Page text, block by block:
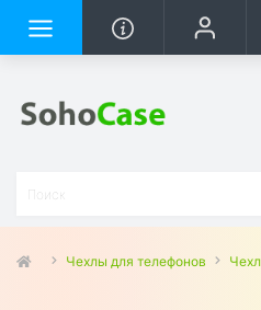
Чехлы для телефонов